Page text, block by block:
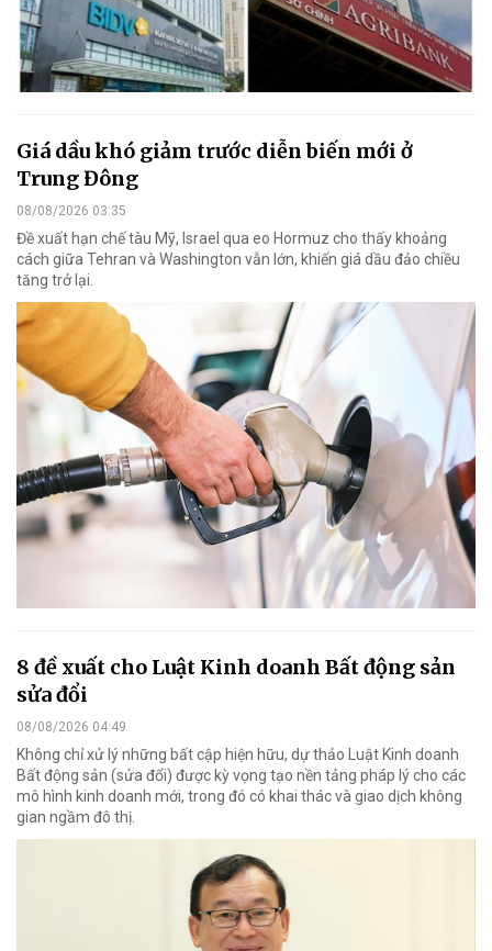
Giá dầu khó giảm trước diễn biến mới ở
Trung Đông
08/08/2026 03:35
Đề xuất hạn chế tàu Mỹ, Israel qua eo Hormuz cho thấy khoảng
cách giữa Tehran và Washington vẫn lớn, khiến giá dầu đảo chiều
tăng trở lại.
8 đề xuất cho Luật Kinh doanh Bất động sản
sửa đổi
08/08/2026 04:49
Không chỉ xử lý những bất cập hiện hữu, dự thảo Luật Kinh doanh
Bất động sản (sửa đổi) được kỳ vọng tạo nền tảng pháp lý cho các
mô hình kinh doanh mới, trong đó có khai thác và giao dịch không
gian ngầm đô thị.